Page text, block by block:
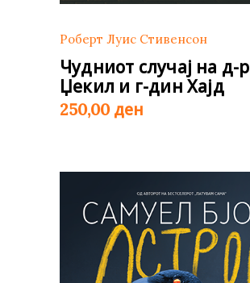
Роберт Луис Стивенсон
Чудниот случај на д-р
Џекил и г-дин Хајд
250,00 ден